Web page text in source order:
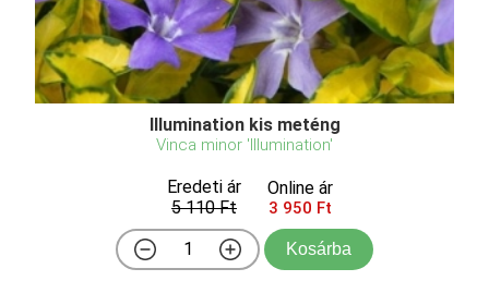
Illumination kis meténg
Vinca minor 'Illumination'
Eredeti ár
5 110 Ft
Online ár
3 950 Ft
Kosárba